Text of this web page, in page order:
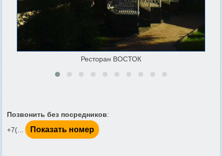
Ресторан ВОСТОК
Позвонить без посредников:
+7(...
Показать номер